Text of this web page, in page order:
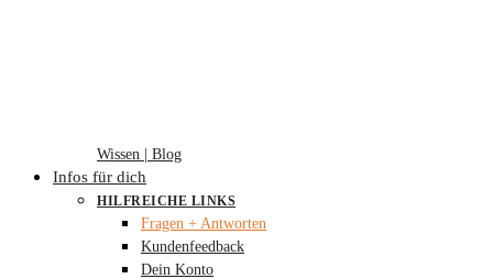
Wissen | Blog
Infos für dich
HILFREICHE LINKS
Fragen + Antworten
Kundenfeedback
Dein Konto